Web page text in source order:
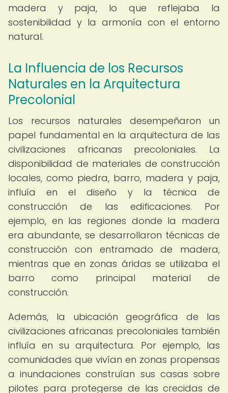
madera y paja, lo que reflejaba la
sostenibilidad y la armonía con el entorno
natural.
La Influencia de los Recursos
Naturales en la Arquitectura
Precolonial
Los recursos naturales desempeñaron un
papel fundamental en la arquitectura de las
civilizaciones africanas precoloniales. La
disponibilidad de materiales de construcción
locales, como piedra, barro, madera y paja,
influía en el diseño y la técnica de
construcción de las edificaciones. Por
ejemplo, en las regiones donde la madera
era abundante, se desarrollaron técnicas de
construcción con entramado de madera,
mientras que en zonas áridas se utilizaba el
barro como principal material de
construcción.
Además, la ubicación geográfica de las
civilizaciones africanas precoloniales también
influía en su arquitectura. Por ejemplo, las
comunidades que vivían en zonas propensas
a inundaciones construían sus casas sobre
pilotes para protegerse de las crecidas de